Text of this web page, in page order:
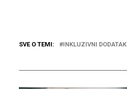
SVE O TEMI: INKLUZIVNI DODATAK